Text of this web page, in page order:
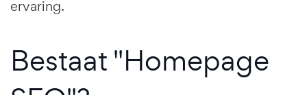
ervaring.
Bestaat "Homepage